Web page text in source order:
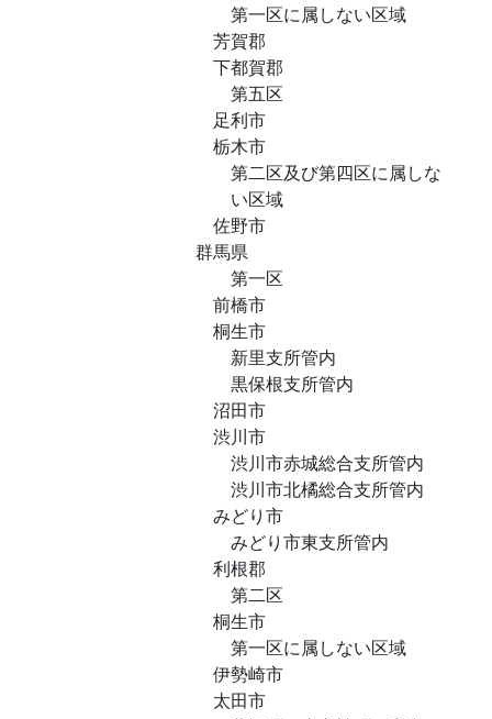
第一区に属しない区域
芳賀郡
下都賀郡
第五区
足利市
栃木市
第二区及び第四区に属しな
い区域
佐野市
群馬県
第一区
前橋市
桐生市
新里支所管内
黒保根支所管内
沼田市
渋川市
渋川市赤城総合支所管内
渋川市北橘総合支所管内
みどり市
みどり市東支所管内
利根郡
第二区
桐生市
第一区に属しない区域
伊勢崎市
太田市